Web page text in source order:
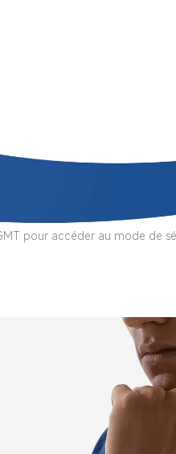
pour accéder au mode de